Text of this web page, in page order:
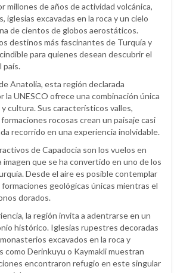
millones de años de actividad volcánica,
iglesias excavadas en la roca y un cielo
de cientos de globos aerostáticos.
destinos más fascinantes de Turquía y
para quienes desean descubrir el
país.
Anatolia, esta región declarada
la UNESCO ofrece una combinación única
cultura. Sus característicos valles,
rocosas crean un paisaje casi
recorrido en una experiencia inolvidable.
de Capadocia son los vuelos en
imagen que se ha convertido en uno de los
Desde el aire es posible contemplar
geológicas únicas mientras el
dorados.
la región invita a adentrarse en un
histórico. Iglesias rupestres decoradas
excavados en la roca y
como Derinkuyu o Kaymakli muestran
encontraron refugio en este singular